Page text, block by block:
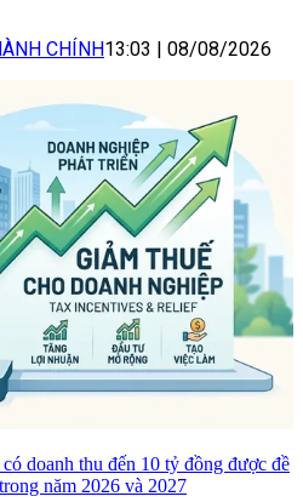
CHÍNH13:03 08/08/2026
doanh thu đến 10 tỷ đồng được đề
năm 2026 và 2027